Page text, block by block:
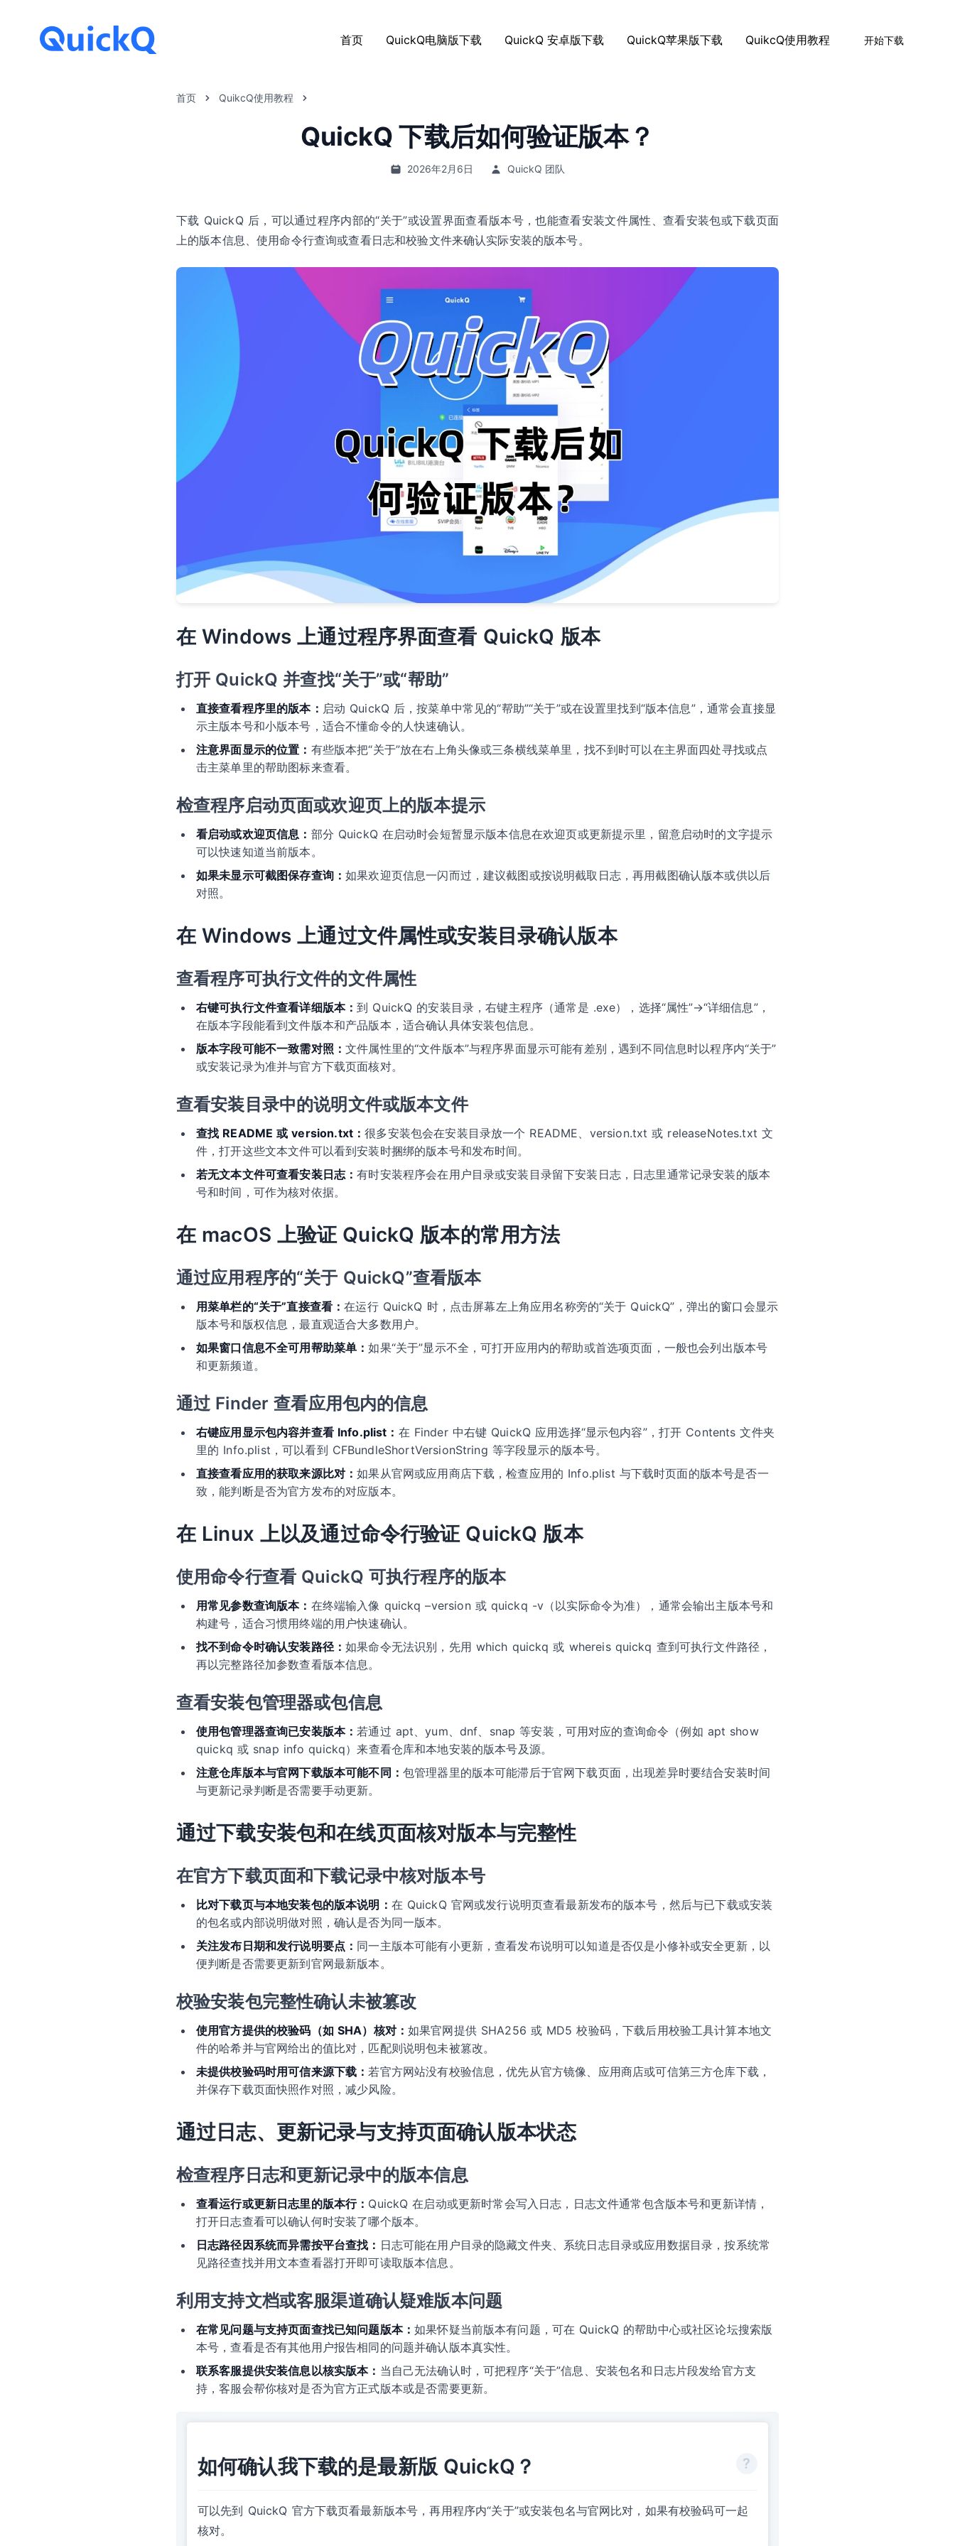
首页 QuickQ电脑版下载 QuickQ 安卓版下载 QuickQ苹果版下载 QuikcQ使用教程 开始下载
首页 QuikcQ使用教程
QuickQ 下载后如何验证版本？
2026年2月6日 QuickQ 团队
下载 QuickQ 后，可以通过程序内部的“关于”或设置界面查看版本号，也能查看安装文件属性、查看安装包或下载页面
上的版本信息、使用命令行查询或查看日志和校验文件来确认实际安装的版本号。
在 Windows 上通过程序界面查看 QuickQ 版本
打开 QuickQ 并查找“关于”或“帮助”
直接查看程序里的版本： 启动 QuickQ 后，按菜单中常见的“帮助”“关于”或在设置里找到“版本信息”，通常会直接显
示主版本号和小版本号，适合不懂命令的人快速确认。
注意界面显示的位置： 有些版本把“关于”放在右上角头像或三条横线菜单里，找不到时可以在主界面四处寻找或点
击主菜单里的帮助图标来查看。
检查程序启动页面或欢迎页上的版本提示
看启动或欢迎页信息： 部分 QuickQ 在启动时会短暂显示版本信息在欢迎页或更新提示里，留意启动时的文字提示
可以快速知道当前版本。
如果未显示可截图保存查询：如果欢迎页信息一闪而过，建议截图或按说明截取日志，再用截图确认版本或供以后
对照。
在 Windows 上通过文件属性或安装目录确认版本
查看程序可执行文件的文件属性
右键可执行文件查看详细版本：到 QuickQ 的安装目录，右键主程序（通常是 .exe），选择“属性”→“详细信息”，
在版本字段能看到文件版本和产品版本，适合确认具体安装包信息。
版本字段可能不一致需对照：文件属性里的“文件版本”与程序界面显示可能有差别，遇到不同信息时以程序内“关于”
或安装记录为准并与官方下载页面核对。
查看安装目录中的说明文件或版本文件
查找 README 或 version.txt：很多安装包会在安装目录放一个 README、version.txt 或 releaseNotes.txt 文
件，打开这些文本文件可以看到安装时捆绑的版本号和发布时间。
若无文本文件可查看安装日志：有时安装程序会在用户目录或安装目录留下安装日志，日志里通常记录安装的版本
号和时间，可作为核对依据。
在 macOS 上验证 QuickQ 版本的常用方法
通过应用程序的“关于 QuickQ”查看版本
用菜单栏的“关于”直接查看：在运行 QuickQ 时，点击屏幕左上角应用名称旁的“关于 QuickQ”，弹出的窗口会显示
版本号和版权信息，最直观适合大多数用户。
如果窗口信息不全可用帮助菜单：如果“关于”显示不全，可打开应用内的帮助或首选项页面，一般也会列出版本号
和更新频道。
通过 Finder 查看应用包内的信息
右键应用显示包内容并查看 Info.plist： 在 Finder 中右键 QuickQ 应用选择“显示包内容”，打开 Contents 文件夹
里的 Info.plist，可以看到 CFBundleShortVersionString 等字段显示的版本号。
直接查看应用的获取来源比对：如果从官网或应用商店下载，检查应用的 Info.plist 与下载时页面的版本号是否一
致，能判断是否为官方发布的对应版本。
在 Linux 上以及通过命令行验证 QuickQ 版本
使用命令行查看 QuickQ 可执行程序的版本
用常见参数查询版本： 在终端输入像 quickq –version 或 quickq -v（以实际命令为准），通常会输出主版本号和
构建号，适合习惯用终端的用户快速确认。
找不到命令时确认安装路径：如果命令无法识别，先用 which quickq 或 whereis quickq 查到可执行文件路径，
再以完整路径加参数查看版本信息。
查看安装包管理器或包信息
使用包管理器查询已安装版本：若通过 apt、yum、dnf、snap 等安装，可用对应的查询命令（例如 apt show
quickq 或 snap info quickq）来查看仓库和本地安装的版本号及源。
注意仓库版本与官网下载版本可能不同： 包管理器里的版本可能滞后于官网下载页面，出现差异时要结合安装时间
与更新记录判断是否需要手动更新。
通过下载安装包和在线页面核对版本与完整性
在官方下载页面和下载记录中核对版本号
比对下载页与本地安装包的版本说明： 在 QuickQ 官网或发行说明页查看最新发布的版本号，然后与已下载或安装
的包名或内部说明做对照，确认是否为同一版本。
关注发布日期和发行说明要点： 同一主版本可能有小更新，查看发布说明可以知道是否仅是小修补或安全更新，以
便判断是否需要更新到官网最新版本。
校验安装包完整性确认未被篡改
使用官方提供的校验码（如 SHA）核对： 如果官网提供 SHA256 或 MD5 校验码，下载后用校验工具计算本地文
件的哈希并与官网给出的值比对，匹配则说明包未被篡改。
未提供校验码时用可信来源下载：若官方网站没有校验信息，优先从官方镜像、应用商店或可信第三方仓库下载，
并保存下载页面快照作对照，减少风险。
通过日志、更新记录与支持页面确认版本状态
检查程序日志和更新记录中的版本信息
查看运行或更新日志里的版本行： QuickQ 在启动或更新时常会写入日志，日志文件通常包含版本号和更新详情，
打开日志查看可以确认何时安装了哪个版本。
日志路径因系统而异需按平台查找： 日志可能在用户目录的隐藏文件夹、系统日志目录或应用数据目录，按系统常
见路径查找并用文本查看器打开即可读取版本信息。
利用支持文档或客服渠道确认疑难版本问题
在常见问题与支持页面查找已知问题版本：如果怀疑当前版本有问题，可在 QuickQ 的帮助中心或社区论坛搜索版
本号，查看是否有其他用户报告相同的问题并确认版本真实性。
联系客服提供安装信息以核实版本： 当自己无法确认时，可把程序“关于”信息、安装包名和日志片段发给官方支
持，客服会帮你核对是否为官方正式版本或是否需要更新。
如何确认我下载的是最新版 QuickQ？
可以先到 QuickQ 官方下载页看最新版本号，再用程序内“关于”或安装包名与官网比对，如果有校验码可一起
核对。